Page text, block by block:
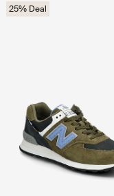
25% Deal